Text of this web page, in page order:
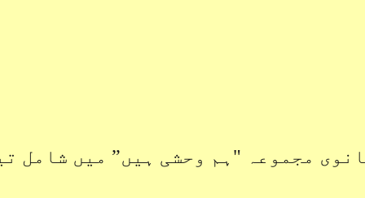
مجموعہ "ہم وحشی ہیں” میں شامل